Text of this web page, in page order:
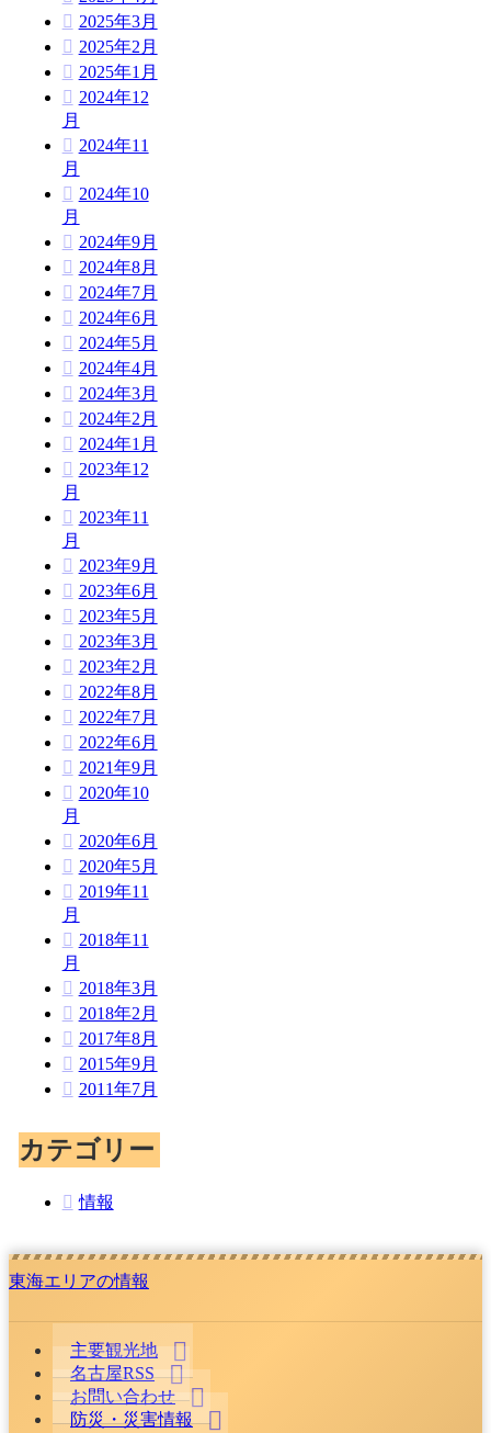
2025年3月
2025年2月
2025年1月
2024年12
月
2024年11
月
2024年10
月
2024年9月
2024年8月
2024年7月
2024年6月
2024年5月
2024年4月
2024年3月
2024年2月
2024年1月
2023年12
月
2023年11
月
2023年9月
2023年6月
2023年5月
2023年3月
2023年2月
2022年8月
2022年7月
2022年6月
2021年9月
2020年10
月
2020年6月
2020年5月
2019年11
月
2018年11
月
2018年3月
2018年2月
2017年8月
2015年9月
2011年7月
カテゴリー
情報
東海エリアの情報
主要観光地
名古屋RSS
お問い合わせ
防災・災害情報